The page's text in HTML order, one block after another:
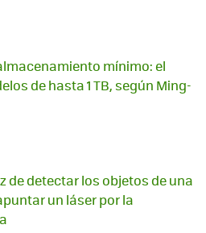
mínimo: el
de hasta 1 TB, según Ming-
de detectar los objetos de una
un láser por la